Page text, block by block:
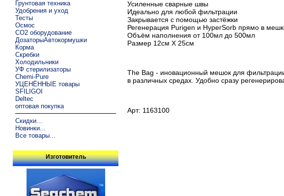
Грунтовая техника
Удобрения и уход
Тесты
Осмос
CO2 оборудование
ДозаторыАвтокормушки
Корма
Скребки
Холодильники
УФ стерилизаторы
Chemi-Pure
УЦЕНЁННЫЕ товары
SFILIGOI
Deltec
оптовая покупка
Скидки...
Новинки...
Все товары...
Изготовитель
Усиленные сварные швы
Идеально для любой фильтрации
Закрывается с помощью застёжки
Регенерация Purigen и HyperSorb прямо в
Oбъём наполнения от 100мл до 500мл
Размер 12см Х 25см
The Bag - иновационный мешок для
в различных средах. Удобно сразу
Арт: 1163100